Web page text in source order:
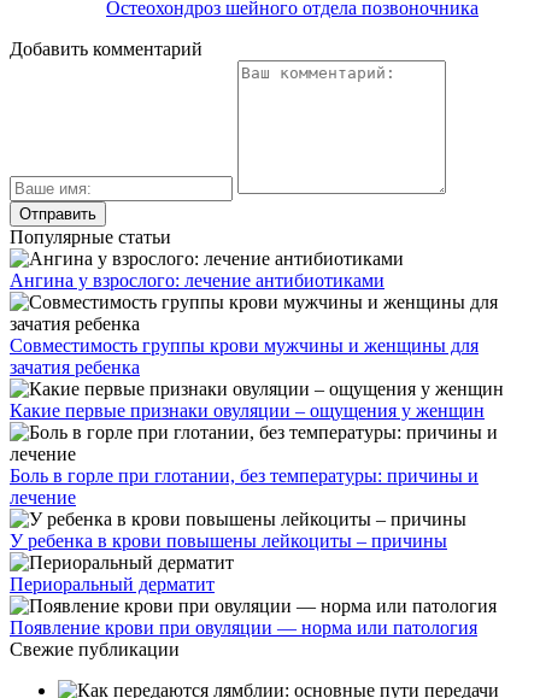
Остеохондроз шейного отдела позвоночника
Добавить комментарий
Популярные статьи
Ангина у взрослого: лечение антибиотиками
Совместимость группы крови мужчины и женщины для
зачатия ребенка
Какие первые признаки овуляции – ощущения у женщин
Боль в горле при глотании, без температуры: причины и
лечение
У ребенка в крови повышены лейкоциты – причины
Периоральный дерматит
Появление крови при овуляции — норма или патология
Свежие публикации